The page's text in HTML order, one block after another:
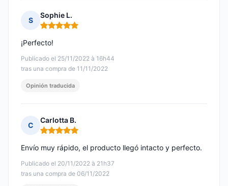
S
Sophie L.
Nota: 5 de 5
Publicado el 25/11/2022 à 16h44
tras una compra de 11/11/2022
¡Perfecto!
Opinión traducida
C
Carlotta B.
Nota: 5 de 5
Publicado el 20/11/2022 à 21h37
tras una compra de 06/11/2022
Envío muy rápido, el producto llegó intacto y perfecto.